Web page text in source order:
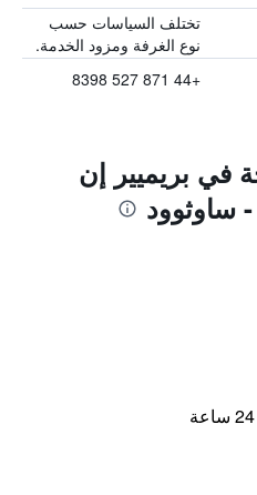
تختلف السياسات حسب
نوع الغرفة ومزود الخدمة.
+44 871 527 8398
في بريميير إن
ساوثوود